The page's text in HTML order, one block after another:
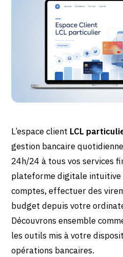
L’espace client LCL
gestion bancaire
24h/24 à tous vos services
plateforme digitale intuitive
comptes, effectuer des
budget depuis votre
Découvrons ensemble
les outils mis à votre
opérations bancaires.